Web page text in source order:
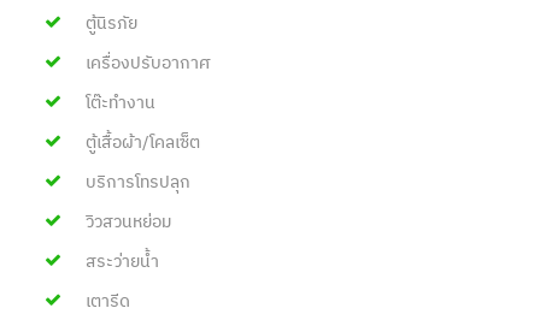
ตู้นิรภัย
เครื่องปรับอากาศ
โต๊ะทำงาน
ตู้เสื้อผ้า/โคลเซ็ต
บริการโทรปลุก
วิวสวนหย่อม
สระว่ายน้ำ
เตารีด